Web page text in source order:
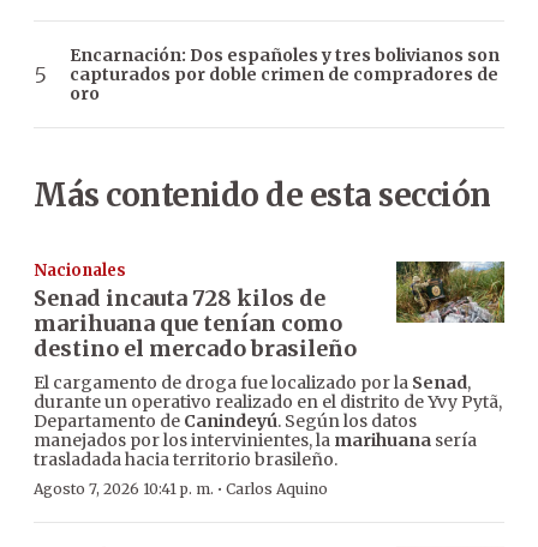
Encarnación: Dos españoles y tres bolivianos son
capturados por doble crimen de compradores de
oro
Más contenido de esta sección
Nacionales
Senad incauta 728 kilos de
marihuana que tenían como
destino el mercado brasileño
El cargamento de droga fue localizado por la Senad,
durante un operativo realizado en el distrito de Yvy Pytã,
Departamento de Canindeyú. Según los datos
manejados por los intervinientes, la marihuana sería
trasladada hacia territorio brasileño.
Agosto 7, 2026 10:41 p. m. · Carlos Aquino